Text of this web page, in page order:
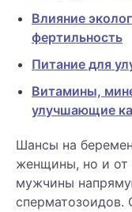
Влияние
фертильность
Питание для
Витамины,
улучшающие
Шансы на
женщины, но и от
мужчины
сперматозоидов.